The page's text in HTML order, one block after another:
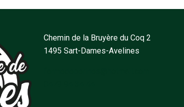
Chemin de la Bruyère du Coq 2
1495 Sart-Dames-Avelines